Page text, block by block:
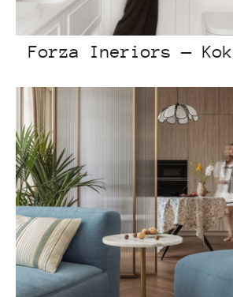
Forza Ineriors —